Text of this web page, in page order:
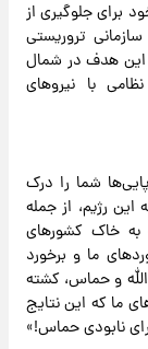
برای جلوگیری از
تروریستی
این هدف در شمال
با نیروهای
شما را درک
این رژیم، از جمله
به خاک کشورهای
ما و برخورد
و حماس، کشته
ما که این نتایج
نابودی حماس!»